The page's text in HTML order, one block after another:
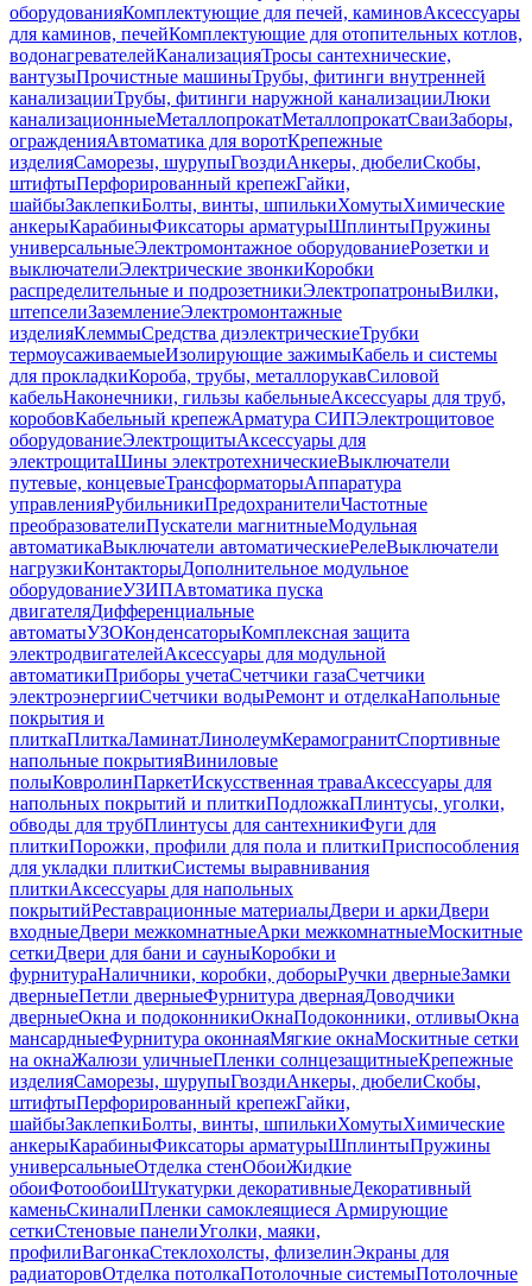
оборудованияКомплектующие для печей, каминовАксессуары
для каминов, печейКомплектующие для отопительных котлов,
водонагревателейКанализацияТросы сантехнические,
вантузыПрочистные машиныТрубы, фитинги внутренней
канализацииТрубы, фитинги наружной канализацииЛюки
канализационныеМеталлопрокатМеталлопрокатСваиЗаборы,
огражденияАвтоматика для воротКрепежные
изделияСаморезы, шурупыГвоздиАнкеры, дюбелиСкобы,
штифтыПерфорированный крепежГайки,
шайбыЗаклепкиБолты, винты, шпилькиХомутыХимические
анкерыКарабиныФиксаторы арматурыШплинтыПружины
универсальныеЭлектромонтажное оборудованиеРозетки и
выключателиЭлектрические звонкиКоробки
распределительные и подрозетникиЭлектропатроныВилки,
штепселиЗаземлениеЭлектромонтажные
изделияКлеммыСредства диэлектрическиеТрубки
термоусаживаемыеИзолирующие зажимыКабель и системы
для прокладкиКороба, трубы, металлорукавСиловой
кабельНаконечники, гильзы кабельныеАксессуары для труб,
коробовКабельный крепежАрматура СИПЭлектрощитовое
оборудованиеЭлектрощитыАксессуары для
электрощитаШины электротехническиеВыключатели
путевые, концевыеТрансформаторыАппаратура
управленияРубильникиПредохранителиЧастотные
преобразователиПускатели магнитныеМодульная
автоматикаВыключатели автоматическиеРелеВыключатели
нагрузкиКонтакторыДополнительное модульное
оборудованиеУЗИПАвтоматика пуска
двигателяДифференциальные
автоматыУЗОКонденсаторыКомплексная защита
электродвигателейАксессуары для модульной
автоматикиПриборы учетаСчетчики газаСчетчики
электроэнергииСчетчики водыРемонт и отделкаНапольные
покрытия и
плиткаПлиткаЛаминатЛинолеумКерамогранитСпортивные
напольные покрытияВиниловые
полыКовролинПаркетИскусственная траваАксессуары для
напольных покрытий и плиткиПодложкаПлинтусы, уголки,
обводы для трубПлинтусы для сантехникиФуги для
плиткиПорожки, профили для пола и плиткиПриспособления
для укладки плиткиСистемы выравнивания
плиткиАксессуары для напольных
покрытийРеставрационные материалыДвери и аркиДвери
входныеДвери межкомнатныеАрки межкомнатныеМоскитные
сеткиДвери для бани и сауныКоробки и
фурнитураНаличники, коробки, доборыРучки дверныеЗамки
дверныеПетли дверныеФурнитура двернаяДоводчики
дверныеОкна и подоконникиОкнаПодоконники, отливыОкна
мансардныеФурнитура оконнаяМягкие окнаМоскитные сетки
на окнаЖалюзи уличныеПленки солнцезащитныеКрепежные
изделияСаморезы, шурупыГвоздиАнкеры, дюбелиСкобы,
штифтыПерфорированный крепежГайки,
шайбыЗаклепкиБолты, винты, шпилькиХомутыХимические
анкерыКарабиныФиксаторы арматурыШплинтыПружины
универсальныеОтделка стенОбоиЖидкие
обоиФотообоиШтукатурки декоративныеДекоративный
каменьСкиналиПленки самоклеящиеся Армирующие
сеткиСтеновые панелиУголки, маяки,
профилиВагонкаСтеклохолсты, флизелинЭкраны для
радиаторовОтделка потолкаПотолочные системыПотолочные